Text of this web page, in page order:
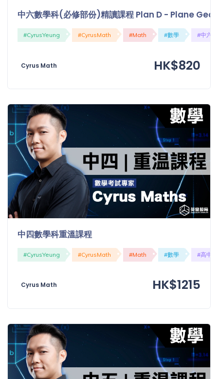
中六數學科(必修部份)精讀課程 Plan D - Plane
#CyrusYeung #CyrusMath #Math #數學 #中六
Cyrus Math HK$820
中四數學科重溫課程
#CyrusYeung #CyrusMath #Math #數學 #高中
Cyrus Math HK$1215